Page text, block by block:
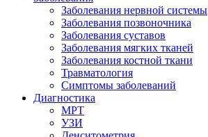
Заболевания нервной системы
Заболевания позвоночника
Заболевания суставов
Заболевания мягких тканей
Заболевания костной ткани
Травматология
Симптомы заболеваний
Диагностика
МРТ
УЗИ